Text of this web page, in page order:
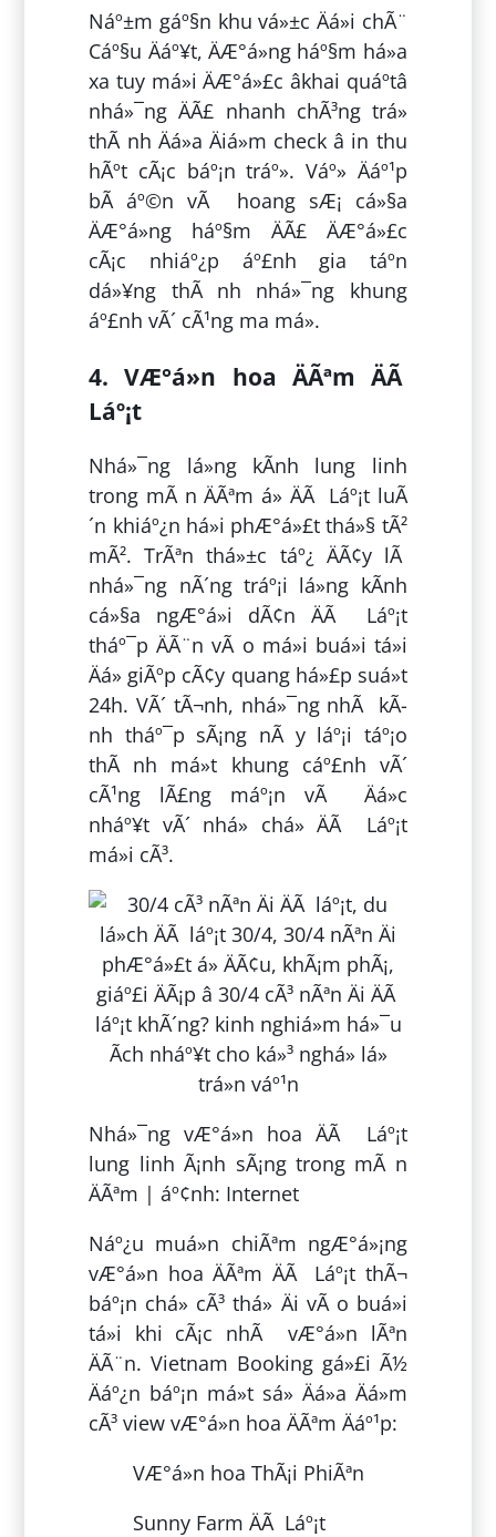
Náº±m gáº§n khu vá»±c Äá»i chÃ¨
Cáº§u Äáº¥t, ÄÆ°á»ng háº§m há»a
xa tuy má»i ÄÆ°á»£c âkhai quáº­tâ
nhá»¯ng ÄÃ£ nhanh chÃ³ng trá»
thÃ nh Äá»a Äiá»m check â in thu
hÃºt cÃ¡c báº¡n tráº». Váº» Äáº¹p
bÃ­ áº©n vÃ hoang sÆ¡ cá»§a
ÄÆ°á»ng háº§m ÄÃ£ ÄÆ°á»£c
cÃ¡c nhiáº¿p áº£nh gia táº­n
dá»¥ng thÃ nh nhá»¯ng khung
áº£nh vÃ´ cÃ¹ng ma má».
4. VÆ°á»n hoa ÄÃªm ÄÃ
Láº¡t
Nhá»¯ng lá»ng kÃ­nh lung linh
trong mÃ n ÄÃªm á» ÄÃ Láº¡t luÃ
´n khiáº¿n há»i phÆ°á»£t thá»§ tÃ²
mÃ². TrÃªn thá»±c táº¿ ÄÃ¢y lÃ
nhá»¯ng nÃ´ng tráº¡i lá»ng kÃ­nh
cá»§a ngÆ°á»i dÃ¢n ÄÃ Láº¡t
tháº¯p ÄÃ¨n vÃ o má»i buá»i tá»i
Äá» giÃºp cÃ¢y quang há»£p suá»t
24h. VÃ´ tÃ¬nh, nhá»¯ng nhÃ kÃ­
nh tháº¯p sÃ¡ng nÃ y láº¡i táº¡o
thÃ nh má»t khung cáº£nh vÃ´
cÃ¹ng lÃ£ng máº¡n vÃ Äá»c
nháº¥t vÃ´ nhá» chá» ÄÃ Láº¡t
má»i cÃ³.
Nhá»¯ng vÆ°á»n hoa ÄÃ Láº¡t
lung linh Ã¡nh sÃ¡ng trong mÃ n
ÄÃªm | áº¢nh: Internet
Náº¿u muá»n chiÃªm ngÆ°á»¡ng
vÆ°á»n hoa ÄÃªm ÄÃ Láº¡t thÃ¬
báº¡n chá» cÃ³ thá» Äi vÃ o buá»i
tá»i khi cÃ¡c nhÃ vÆ°á»n lÃªn
ÄÃ¨n. Vietnam Booking gá»£i Ã½
Äáº¿n báº¡n má»t sá» Äá»a Äá»m
cÃ³ view vÆ°á»n hoa ÄÃªm Äáº¹p:
VÆ°á»n hoa ThÃ¡i PhiÃªn
Sunny Farm ÄÃ Láº¡t